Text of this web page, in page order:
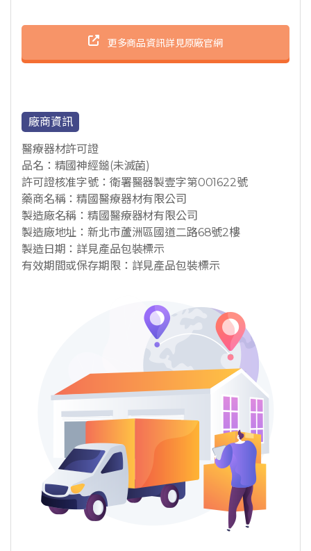
更多商品資訊詳見原廠官網
廠商資訊
醫療器材許可證
品名：精國神經鎚(未滅菌)
許可證核准字號：衛署醫器製壹字第001622號
藥商名稱：精國醫療器材有限公司
製造廠名稱：精國醫療器材有限公司
製造廠地址：新北市蘆洲區國道二路68號2樓
製造日期：詳見產品包裝標示
有效期間或保存期限：詳見產品包裝標示